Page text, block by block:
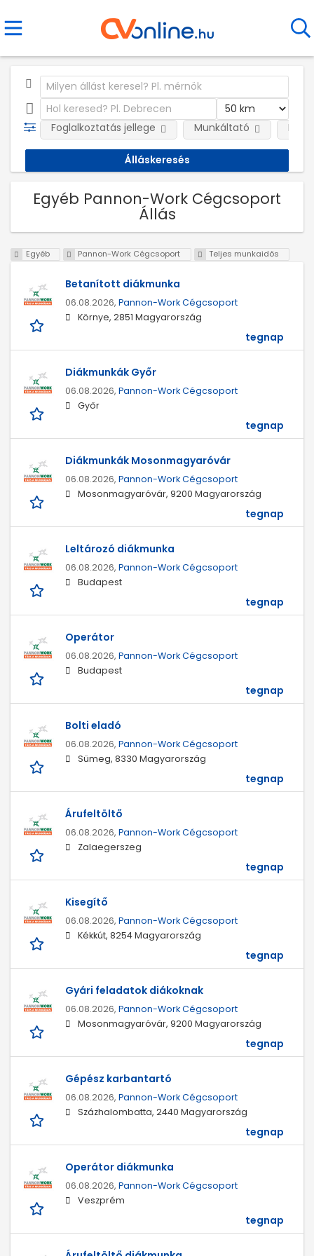
Foglalkoztatás jellege Munkáltató
Egyéb Pannon-Work Cégcsoport
Állás
Egyéb Pannon-Work Cégcsoport Teljes munkaidős
Betanított diákmunka
06.08.2026, Pannon-Work Cégcsoport
Környe, 2851 Magyarország
tegnap
Diákmunkák Győr
06.08.2026, Pannon-Work Cégcsoport
Győr
tegnap
Diákmunkák Mosonmagyaróvár
06.08.2026, Pannon-Work Cégcsoport
Mosonmagyaróvár, 9200 Magyarország
tegnap
Leltározó diákmunka
06.08.2026, Pannon-Work Cégcsoport
Budapest
tegnap
Operátor
06.08.2026, Pannon-Work Cégcsoport
Budapest
tegnap
Bolti eladó
06.08.2026, Pannon-Work Cégcsoport
Sümeg, 8330 Magyarország
tegnap
Árufeltöltő
06.08.2026, Pannon-Work Cégcsoport
Zalaegerszeg
tegnap
Kisegítő
06.08.2026, Pannon-Work Cégcsoport
Kékkút, 8254 Magyarország
tegnap
Gyári feladatok diákoknak
06.08.2026, Pannon-Work Cégcsoport
Mosonmagyaróvár, 9200 Magyarország
tegnap
Gépész karbantartó
06.08.2026, Pannon-Work Cégcsoport
Százhalombatta, 2440 Magyarország
tegnap
Operátor diákmunka
06.08.2026, Pannon-Work Cégcsoport
Veszprém
tegnap